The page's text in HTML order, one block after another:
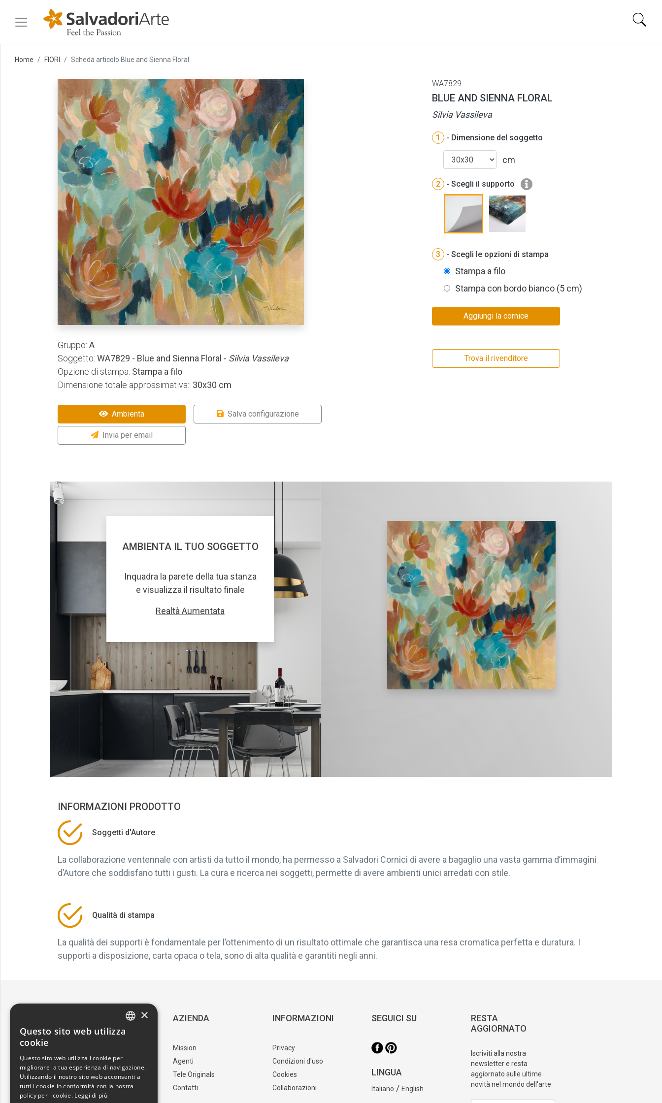
Home FIORI Scheda articolo Blue and Sienna Floral
Gruppo: A
Soggetto: WA7829 - Blue and Sienna Floral - Silvia Vassileva
Opzione di stampa: Stampa a filo
Dimensione totale approssimativa:: 30x30 cm
Ambienta Salva configurazione
Invia per email
WA7829
BLUE AND SIENNA FLORAL
Silvia Vassileva
1 - Dimensione del soggetto
cm
2 - Scegli il supporto
3 - Scegli le opzioni di stampa
Stampa a filo
Stampa con bordo bianco (5 cm)
Aggiungi la cornice
Trova il rivenditore
AMBIENTA IL TUO SOGGETTO
Inquadra la parete della tua stanza
e visualizza il risultato finale
Realtà Aumentata
INFORMAZIONI PRODOTTO
Soggetti d'Autore
La collaborazione ventennale con artisti da tutto il mondo, ha permesso a Salvadori Cornici di avere a bagaglio una vasta gamma d’immagini
d’Autore che soddisfano tutti i gusti. La cura e ricerca nei soggetti, permette di avere ambienti unici arredati con stile.
Qualità di stampa
La qualità dei supporti è fondamentale per l’ottenimento di un risultato ottimale che garantisca una resa cromatica perfetta e duratura. I
supporti a disposizione, carta opaca o tela, sono di alta qualità e garantiti negli anni.
SERVIZIO CLIENTI
I nostri artisti
Trova il punto vendita
AZIENDA
Mission
Agenti
Tele Originals
Contatti
INFORMAZIONI
Privacy
Condizioni d'uso
Cookies
Collaborazioni
SEGUICI SU
LINGUA
Italiano /English
RESTA
AGGIORNATO
Iscriviti alla nostra
newsletter e resta
aggiornato sulle ultime
novità nel mondo dell'arte
×
Questo sito web utilizza
cookie
Questo sito web utilizza i cookie per
migliorare la tua esperienza di navigazione.
Utilizzando il nostro sito web acconsenti a
tutti i cookie in conformità con la nostra
policy per i cookie. Leggi di più